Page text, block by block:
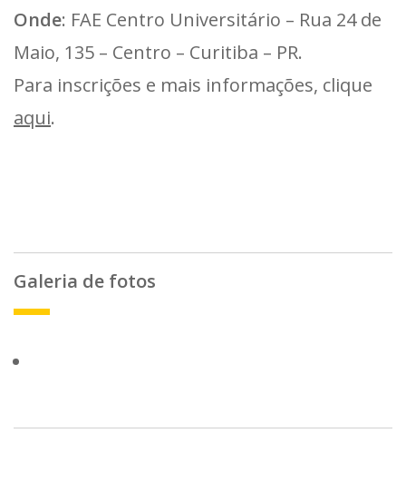
Onde: FAE Centro Universitário – Rua 24 de
Maio, 135 – Centro – Curitiba – PR.
Para inscrições e mais informações, clique
aqui.
Galeria de fotos